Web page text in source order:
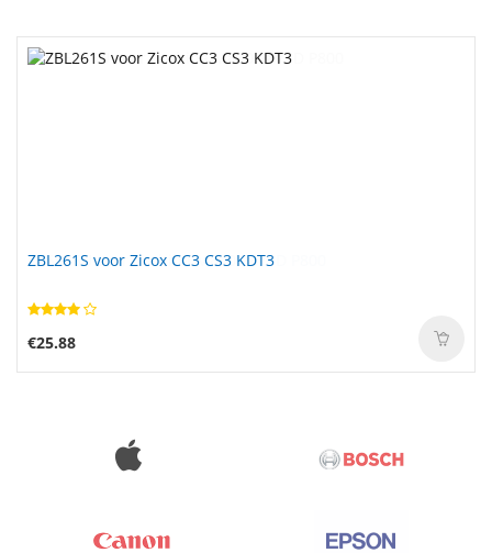
ZBL261S voor Zicox CC3 CS3 KDT3
€25.88